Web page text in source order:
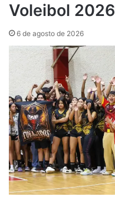
Voleibol 2026
6 de agosto de 2026